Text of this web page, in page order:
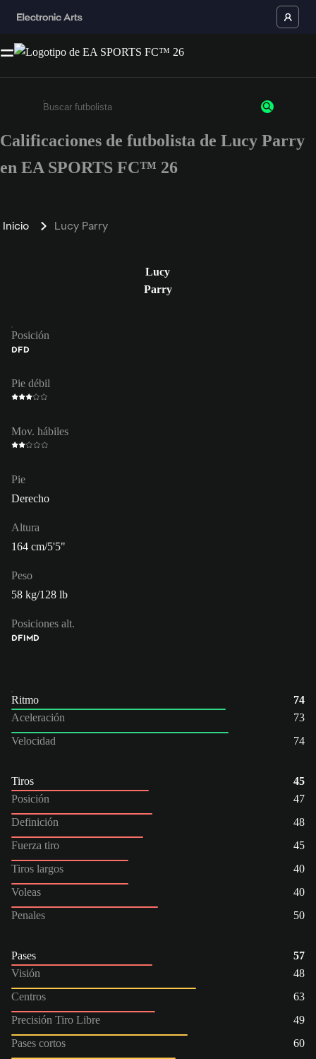
Ingresa un mínimo de 3 caracteres o números
Calificaciones de futbolista de Lucy Parry
en EA SPORTS FC™ 26
Inicio Lucy Parry
Lucy
Parry
Posición
DFD
Pie débil
Mov. hábiles
Pie
Derecho
Altura
164 cm/5'5"
Peso
58 kg/128 lb
Posiciones alt.
DFIMD
Ritmo
74
Aceleración
73
Velocidad
74
Tiros
45
Posición
47
Definición
48
Fuerza tiro
45
Tiros largos
40
Voleas
40
Penales
50
Pases
57
Visión
48
Centros
63
Precisión Tiro Libre
49
Pases cortos
60